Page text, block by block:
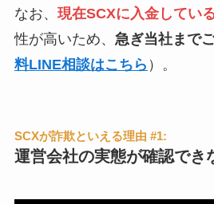
なお、 現在SCXに入金してい
性が高いため、 急ぎ当社まで
料LINE相談はこちら ）。
SCXが詐欺といえる理由 #1:
運営会社の実態が確認でき